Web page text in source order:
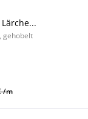
gehobelt
/m